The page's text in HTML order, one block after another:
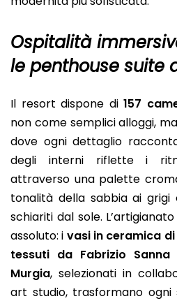
Ospitalità
le penthouse suite
Il resort dispone di157
non come semplici alloggi,
dove ogni dettaglio
degli interni riflette i
attraverso una palette
tonalità della sabbia ai
schiariti dal sole.
assoluto: i vasi in ceramica
tessuti da Fabrizio Sanna
Murgia, selezionati in
art studio, trasformano